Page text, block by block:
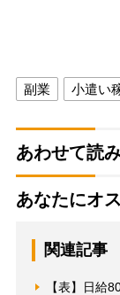
副業 小遣い
あわせて読
あなたにオ
関連記事
【表】日給